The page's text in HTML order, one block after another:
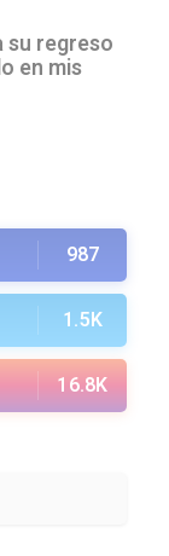
su regreso
en mis
987
1.5K
16.8K